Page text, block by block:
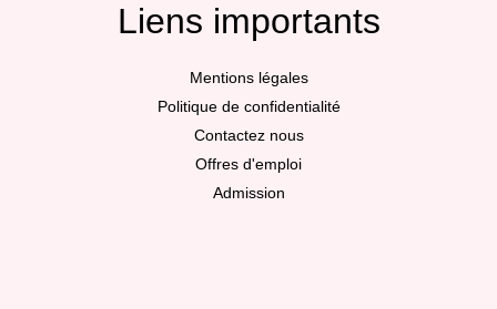
Liens importants
Mentions légales
Politique de confidentialité
Contactez nous
Offres d'emploi
Admission